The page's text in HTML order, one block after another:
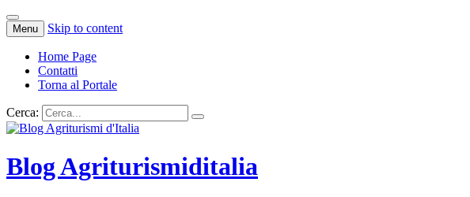
Menu Skip to content
Home Page
Contatti
Torna al Portale
Cerca:
Blog Agriturismiditalia